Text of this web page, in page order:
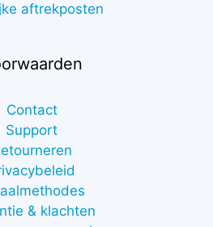
aftrekposten
Contact
Support
& klachten